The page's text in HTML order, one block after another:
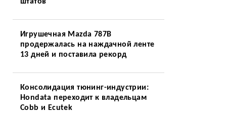
Игрушечная Mazda 787B
продержалась на наждачной ленте
13 дней и поставила рекорд
Консолидация тюнинг-индустрии:
Hondata переходит к владельцам
Cobb и Ecutek